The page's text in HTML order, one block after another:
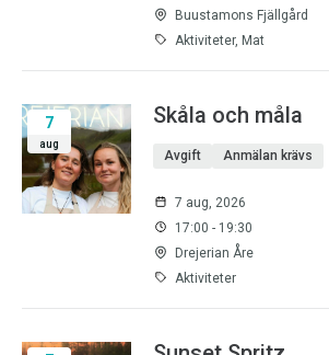
Buustamons Fjällgård
Aktiviteter, Mat
7
aug
Skåla och måla
Avgift Anmälan krävs
7 aug, 2026
17:00 - 19:30
Drejerian Åre
Aktiviteter